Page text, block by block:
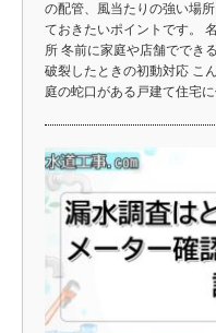
の配管、風当たりの強い場
ておきたいポイントです。
所 冬前に家庭や店舗ででき
破裂したときの初動対応 こ
庭の蛇口がある戸建て住宅